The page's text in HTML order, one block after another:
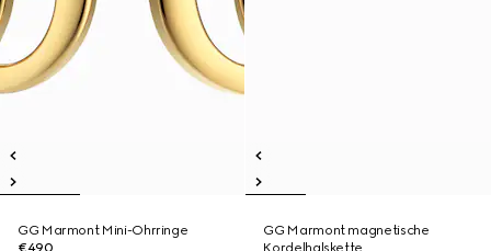
GG Marmont Mini-Ohrringe
€490
GG Marmont magnetische
Kordelhalskette